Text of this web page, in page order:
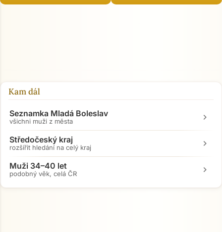
Kam dál
Seznamka Mladá Boleslav
všichni muži z města chevron_right
Středočeský kraj
rozšířit hledání na celý kraj chevron_right
Muži 34–40 let
podobný věk, celá ČR chevron_right